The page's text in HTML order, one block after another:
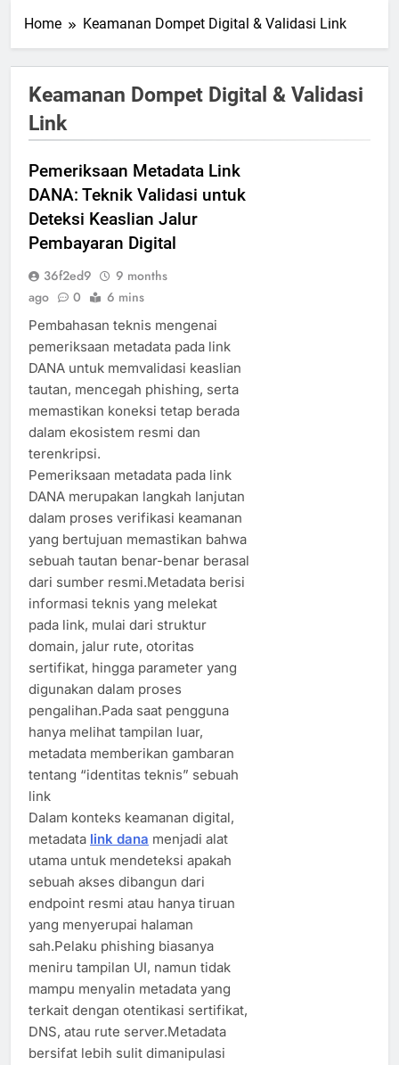
Home Keamanan Dompet Digital & Validasi Link
Keamanan Dompet Digital & Validasi
Link
Pemeriksaan Metadata Link
DANA: Teknik Validasi untuk
Deteksi Keaslian Jalur
Pembayaran Digital
36f2ed9
9 months
ago
0 6 mins
Pembahasan teknis mengenai
pemeriksaan metadata pada link
DANA untuk memvalidasi keaslian
tautan, mencegah phishing, serta
memastikan koneksi tetap berada
dalam ekosistem resmi dan
terenkripsi.
Pemeriksaan metadata pada link
DANA merupakan langkah lanjutan
dalam proses verifikasi keamanan
yang bertujuan memastikan bahwa
sebuah tautan benar-benar berasal
dari sumber resmi.Metadata berisi
informasi teknis yang melekat
pada link, mulai dari struktur
domain, jalur rute, otoritas
sertifikat, hingga parameter yang
digunakan dalam proses
pengalihan.Pada saat pengguna
hanya melihat tampilan luar,
metadata memberikan gambaran
tentang “identitas teknis” sebuah
link
Dalam konteks keamanan digital,
metadata link dana menjadi alat
utama untuk mendeteksi apakah
sebuah akses dibangun dari
endpoint resmi atau hanya tiruan
yang menyerupai halaman
sah.Pelaku phishing biasanya
meniru tampilan UI, namun tidak
mampu menyalin metadata yang
terkait dengan otentikasi sertifikat,
DNS, atau rute server.Metadata
bersifat lebih sulit dimanipulasi